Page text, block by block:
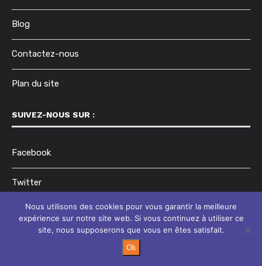
Blog
Contactez-nous
Plan du site
SUIVEZ-NOUS SUR :
Facebook
Twitter
Instagram
@2023 - Tous droits réservés.
Nous utilisons des cookies pour vous garantir la meilleure
expérience sur notre site web. Si vous continuez à utiliser ce
site, nous supposerons que vous en êtes satisfait.
Ok